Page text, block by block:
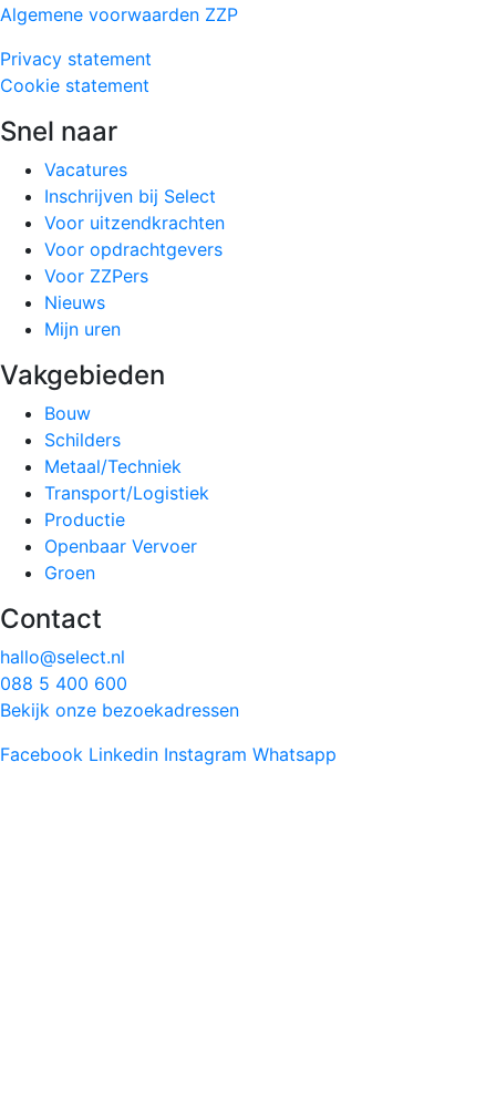
Algemene voorwaarden ZZP
Privacy statement
Cookie statement
Snel naar
Vacatures
Inschrijven bij Select
Voor uitzendkrachten
Voor opdrachtgevers
Voor ZZPers
Nieuws
Mijn uren
Vakgebieden
Bouw
Schilders
Metaal/Techniek
Transport/Logistiek
Productie
Openbaar Vervoer
Groen
Contact
hallo@select.nl
088 5 400 600
Bekijk onze bezoekadressen
Facebook Linkedin Instagram Whatsapp